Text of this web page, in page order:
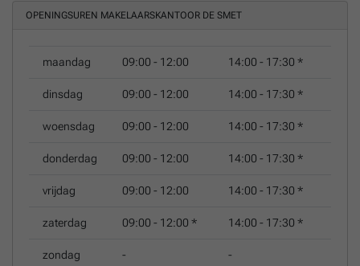
staan.
OPENINGSUREN MAKELAARSKANTOOR DE SMET
maandag 09:00 - 12:00 14:00 - 17:30 *
dinsdag 09:00 - 12:00 14:00 - 17:30 *
woensdag 09:00 - 12:00 14:00 - 17:30 *
donderdag 09:00 - 12:00 14:00 - 17:30 *
vrijdag 09:00 - 12:00 14:00 - 17:30 *
zaterdag 09:00 - 12:00 * 14:00 - 17:30 *
zondag - -